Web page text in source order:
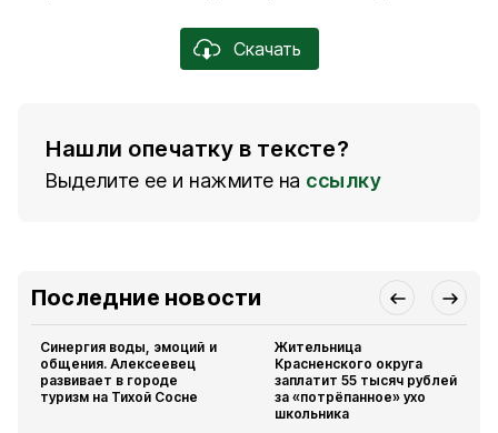
Скачать
Нашли опечатку в тексте?
Выделите ее и нажмите на ссылку
Последние новости
Синергия воды, эмоций и
общения. Алексеевец
развивает в городе
туризм на Тихой Сосне
Жительница
Красненского округа
заплатит 55 тысяч рублей
за «потрёпанное» ухо
школьника